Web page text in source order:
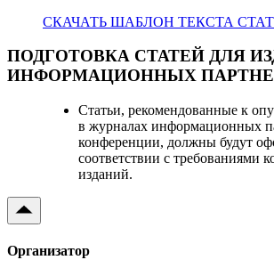
СКАЧАТЬ ШАБЛОН ТЕКСТА
ПОДГОТОВКА СТАТЕЙ ДЛЯ
ИНФОРМАЦИОННЫХ
Статьи, рекомендованные к
в журналах информационных
конференции, должны будут
соответствии с требованиями
изданий.
Организатор